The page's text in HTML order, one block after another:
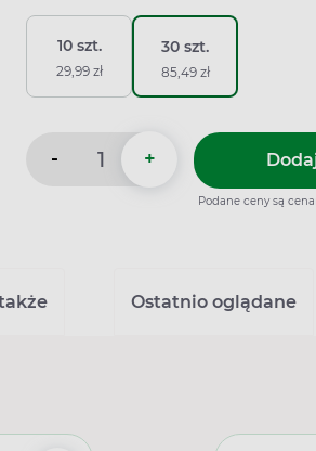
10 szt.
29,99 zł
30 szt.
85,49 zł
- +
Podane ceny są
Ostatnio oglądane